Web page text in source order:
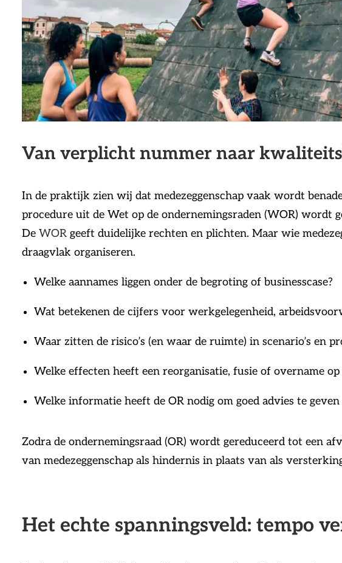
Van verplicht nummer naar
In de praktijk zien wij dat medezeggenschap vaak wordt
procedure uit de Wet op de ondernemingsraden (WOR) wordt
De WOR geeft duidelijke rechten en plichten. Maar wie
draagvlak organiseren.
Welke aannames liggen onder de begroting of businesscase?
Wat betekenen de cijfers voor werkgelegenheid,
Waar zitten de risico’s (en waar de ruimte) in scenario’s en
Welke effecten heeft een reorganisatie, fusie of overname
Welke informatie heeft de OR nodig om goed advies te
Zodra de ondernemingsraad (OR) wordt gereduceerd tot een
van medezeggenschap als hindernis in plaats van als
Het echte spanningsveld: tempo